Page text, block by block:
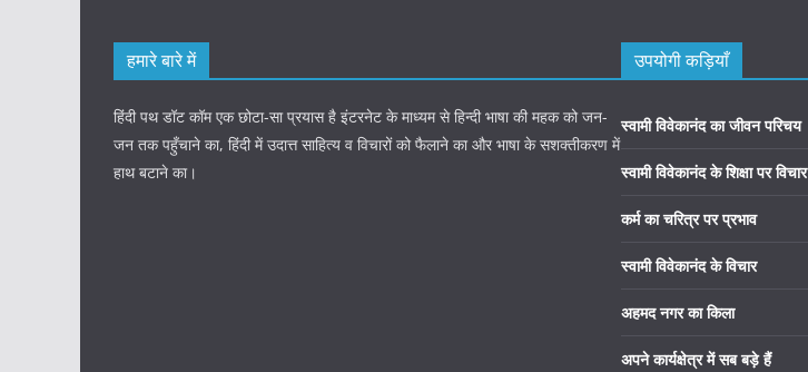
हमारे बारे में
हिंदी पथ डॉट कॉम एक छोटा-सा प्रयास है इंटरनेट के माध्यम से हिन्दी भाषा की महक को जन-
जन तक पहुँचाने का, हिंदी में उदात्त साहित्य व विचारों को फैलाने का और भाषा के सशक्तीकरण में
हाथ बटाने का।
उपयोगी कड़ियाँ
स्वामी विवेकानंद का जीवन परिचय
स्वामी विवेकानंद के शिक्षा पर विचार
कर्म का चरित्र पर प्रभाव
स्वामी विवेकानंद के विचार
अहमद नगर का किला
अपने कार्यक्षेत्र में सब बड़े हैं